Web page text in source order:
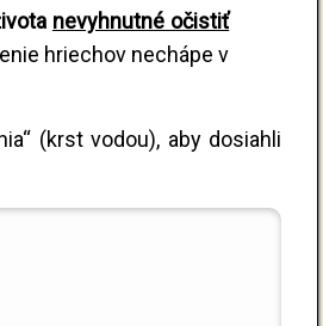
nevyhnutné očistiť
hriechov nechápe v
(krst vodou), aby dosiahli